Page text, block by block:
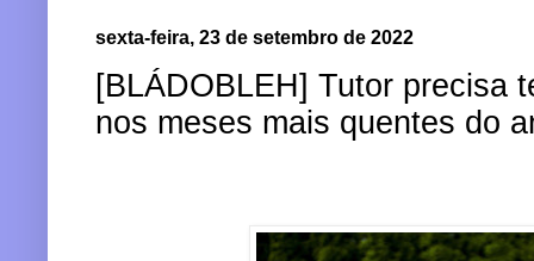
sexta-feira, 23 de setembro de 2022
[BLÁDOBLEH] Tutor precisa
nos meses mais quentes do